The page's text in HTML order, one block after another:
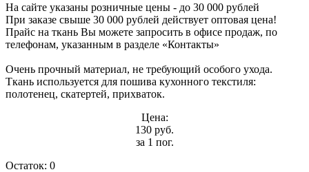
На сайте указаны розничные цены - до 30 000 рублей
При заказе свыше 30 000 рублей действует оптовая цена!
Прайс на ткань Вы можете запросить в офисе продаж, по
телефонам, указанным в разделе «Контакты»
Очень прочный материал, не требующий особого ухода.
Ткань используется для пошива кухонного текстиля:
полотенец, скатертей, прихваток.
Цена:
130 руб.
за 1 пог.
Остаток: 0